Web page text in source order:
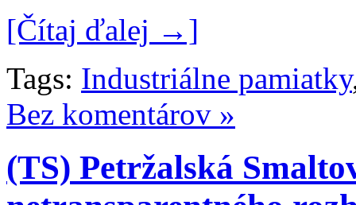
[Čítaj ďalej →]
Tags: Industriálne pamiatky
Bez komentárov »
(TS) Petržalská